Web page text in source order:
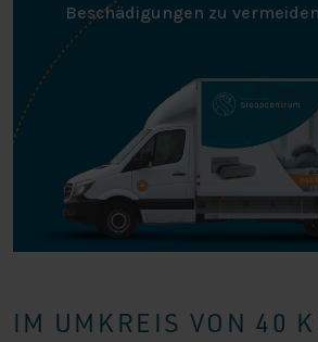
Beschädigungen zu
IM UMKREIS VON 40